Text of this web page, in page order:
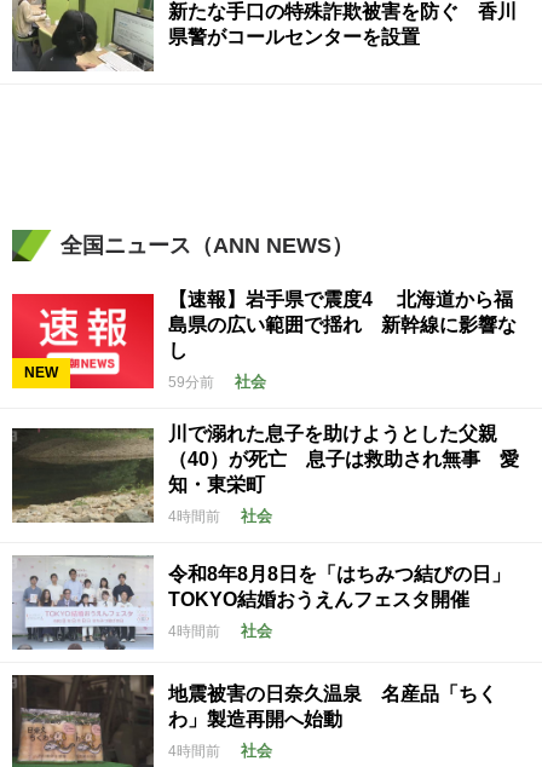
新たな手口の特殊詐欺被害を防ぐ 香川
県警がコールセンターを設置
全国ニュース（ANN NEWS）
NEW
【速報】岩手県で震度4 北海道から福
島県の広い範囲で揺れ 新幹線に影響な
し
59分前 社会
川で溺れた息子を助けようとした父親
（40）が死亡 息子は救助され無事 愛
知・東栄町
4時間前 社会
令和8年8月8日を「はちみつ結びの日」
TOKYO結婚おうえんフェスタ開催
4時間前 社会
地震被害の日奈久温泉 名産品「ちく
わ」製造再開へ始動
4時間前 社会